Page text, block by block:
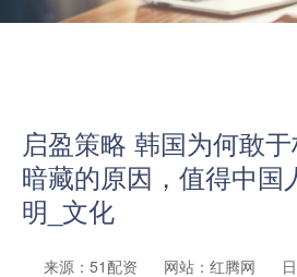
启盈策略 韩国为何敢
暗藏的原因，值得中国
明_文化
来源：51配资 网站：红腾网